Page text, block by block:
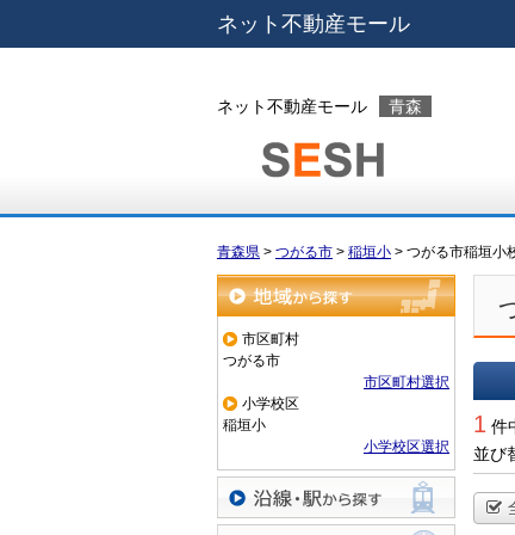
ネット不動産モール
ネット不動産モール 青森
青森県 > つがる市 > 稲垣小 > つがる市稲垣小
地域から探す
市区町村
つがる市
市区町村選択
小学校区
稲垣小
小学校区選択
沿線・駅から探す
1 件
並び